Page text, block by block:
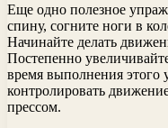
Еще одно полезное
спину, согните ноги в
Начинайте делать
Постепенно
время выполнения этого
контролировать
прессом.